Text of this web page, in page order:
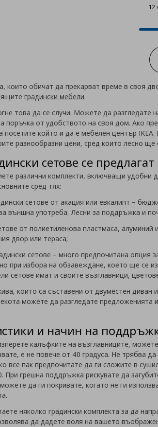
12
които обичат да прекарват време в своя
градински мебели.
това да се случи. Можете да разгледате
поръчка от удобството на своя дом. Ако
посетите който и да е мебелен център
разнообразни цени, сред които лесно ще
сетове се предлагат
различни комплекти, включващи удобни
сред тях:
сетове от акация или евкалипт –
външна употреба. Лесни за поддръжка и
от полиетиленова пластмаса,
двор или тераса;
сетове – много предпочитана
при избора на обзавеждане, което ще се
сетове имат и своите възглавници,
които са съставени от двуместен
можете да разгледате
и начин на
калъфките на възглавниците,
е не повече от 40 градуса. Не трябва
все пак предпочитате да ги сложите в
При грешна поддръжка рискувате да
да ги покривате, когато не ги
няколко градински комплекта за да
да дадете воля на вашето